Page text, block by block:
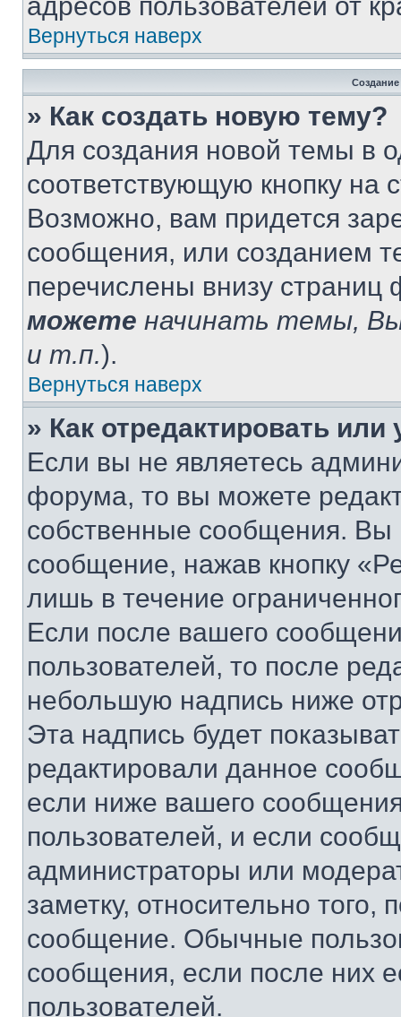
Вернуться наверх
» Как создать новую тему?
Для создания новой темы в
соответствующую кнопку
Возможно, вам придется
сообщения, или созданием
перечислены внизу
можете начинать темы,
и т.п.).
Вернуться наверх
» Как отредактировать
Если вы не являетесь
форума, то вы можете
собственные сообщения. Вы
сообщение, нажав кнопку
лишь в течение
Если после вашего
пользователей, то после
небольшую надпись ниже
Эта надпись будет
редактировали данное
если ниже вашего
пользователей, и если
администраторы или
заметку, относительно
сообщение. Обычные
сообщения, если после них
пользователей.